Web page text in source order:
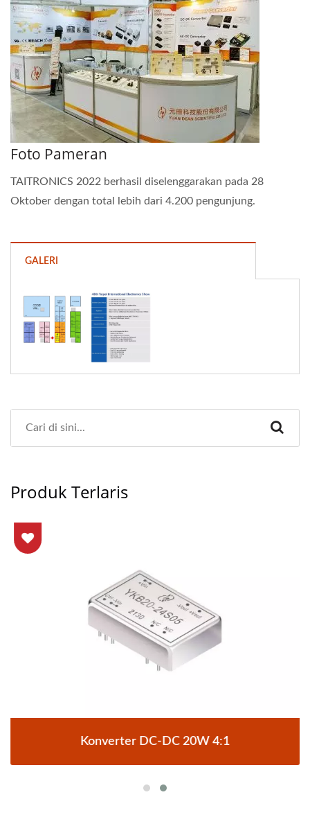
Foto Pameran
TAITRONICS 2022 berhasil diselenggarakan pada 28
Oktober dengan total lebih dari 4.200 pengunjung.
GALERI
Produk Terlaris
Konverter DC-DC 20W 4:1